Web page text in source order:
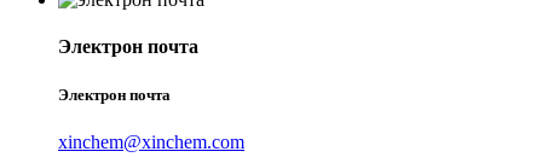
Электрон почта
Электрон почта
xinchem@xinchem.com